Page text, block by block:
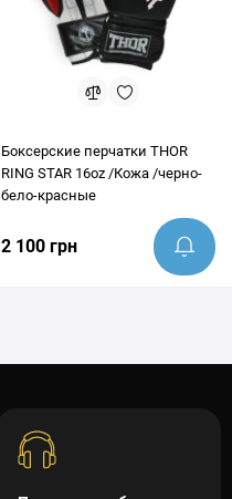
Боксерские перчатки THOR
RING STAR 16oz /Кожа /черно-
бело-красные
2 100 грн